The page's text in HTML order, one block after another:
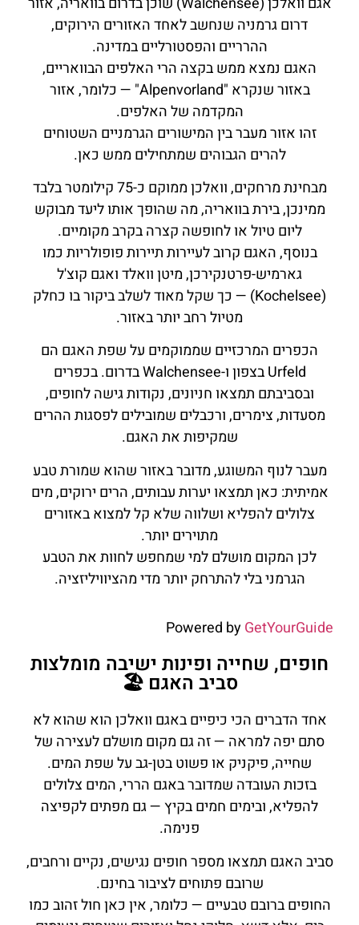
דרום גרמניה שנחשב לאחד האזורים הירוקים,
ההרריים והפסטורליים במדינה.
האגם נמצא ממש בקצה הרי האלפים הבוואריים,
באזור שנקרא "Alpenvorland" — כלומר, אזור
המקדמה של האלפים.
זהו אזור מעבר בין המישורים הגרמניים השטוחים
להרים הגבוהים שמתחילים ממש כאן.
מבחינת מרחקים, וואלכן ממוקם כ-75 קילומטר בלבד
ממינכן, בירת בוואריה, מה שהופך אותו ליעד מבוקש
ליום טיול או לחופשה קצרה בקרב מקומיים.
בנוסף, האגם קרוב לעיירות תיירות פופולריות כמו
גארמיש-פרטנקירכן, מיטן וואלד ואגם קוצ'ל
(Kochelsee) — כך שקל מאוד לשלב ביקור בו כחלק
מטיול רחב יותר באזור.
הכפרים המרכזיים שממוקמים על שפת האגם הם
Urfeld בצפון ו-Walchensee בדרום. בכפרים
ובסביבתם תמצאו חניונים, נקודות גישה לחופים,
מסעדות, צימרים, ורכבלים שמובילים לפסגות ההרים
שמקיפות את האגם.
מעבר לנוף המשוגע, מדובר באזור שהוא שמורת טבע
אמיתית: כאן תמצאו יערות עבותים, הרים ירוקים, מים
צלולים להפליא ושלווה שלא קל למצוא באזורים
מתוירים יותר.
לכן המקום מושלם למי שמחפש לחוות את הטבע
הגרמני בלי להתרחק יותר מדי מהציוויליזציה.
Powered byGetYourGuide
חופים, שחייה ופינות ישיבה מומלצות
סביב האגם 🏖️
אחד הדברים הכי כיפיים באגם וואלכן הוא שהוא לא
סתם יפה למראה — זה גם מקום מושלם לעצירה של
שחייה, פיקניק או פשוט בטן-גב על שפת המים.
בזכות העובדה שמדובר באגם הררי, המים צלולים
להפליא, ובימים חמים בקיץ — גם מפתים לקפיצה
פנימה.
סביב האגם תמצאו מספר חופים נגישים, נקיים ורחבים,
שרובם פתוחים לציבור בחינם.
החופים ברובם טבעיים — כלומר, אין כאן חול זהוב כמו